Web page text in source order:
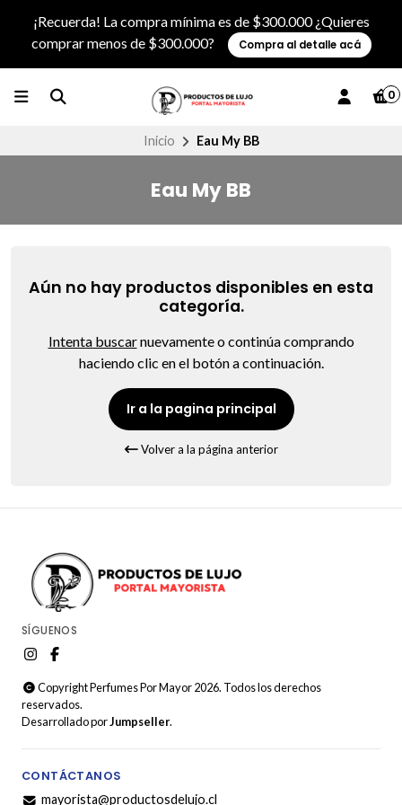
¡Recuerda! La compra mínima es de $300.000 ¿Quieres
comprar menos de $300.000?
Compra al detalle acá
0
Inicio Eau My BB
Eau My BB
Aún no hay productos disponibles en esta
categoría.
Intenta buscarnuevamente o continúa comprando
haciendo clic en el botón a continuación.
Ir a la pagina principal
Volver a la página anterior
SÍGUENOS
Copyright Perfumes Por Mayor 2026. Todos los derechos
reservados.
Desarrollado porJumpseller.
CONTÁCTANOS
mayorista@productosdelujo.cl